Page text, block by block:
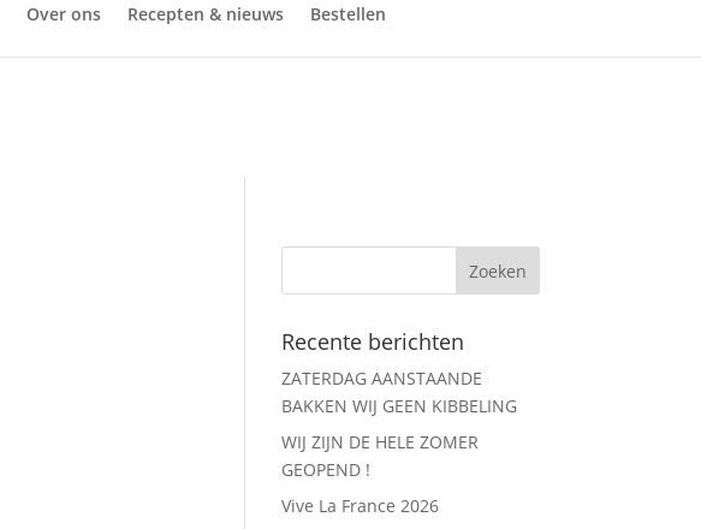
Over ons Recepten & nieuws Bestellen
Recente berichten
ZATERDAG AANSTAANDE
BAKKEN WIJ GEEN KIBBELING
WIJ ZIJN DE HELE ZOMER
GEOPEND !
Vive La France 2026